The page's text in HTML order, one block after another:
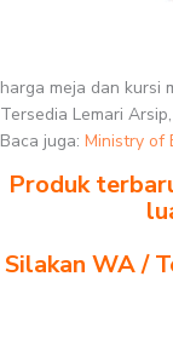
harga meja dan kursi
Tersedia Lemari
Baca juga: Ministry of
Produk
Silakan WA /